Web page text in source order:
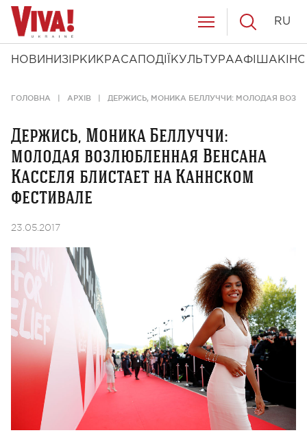
НОВИНИ ЗІРКИ КРАСА ПОДІЇ КУЛЬТУРААФІША КІНО
RU
ГОЛОВНА АРХІВ ДЕРЖИСЬ, МОНИКА БЕЛЛУЧЧИ: МОЛОДАЯ
Держись, Моника Беллуччи:
молодая возлюбленная Венсана
Касселя блистает на Каннском
фестивале
23.05.2017